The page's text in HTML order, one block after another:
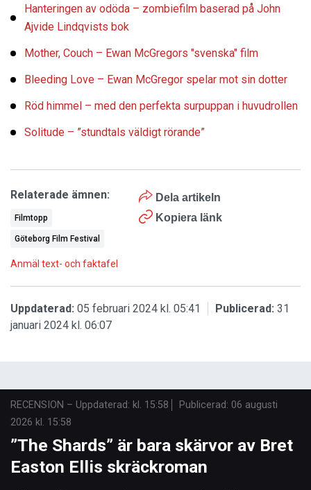
Hanteringen av odöda – zombiefilm baserad på John
Ajvide Lindqvists bok
Mother, Couch – Ewan McGregors "svenska" film
Bleeding Love – Ewan McGregor spelar mot sin dotter
Röd himmel – med den perfekta surpuppan i huvudrollen
Solitude – ”stundtals väldigt rörande”
Dela artikeln
Kopiera länk
Relaterade ämnen:
Filmtopp
Göteborg Film Festival
Anmäl text- och faktafel
Uppdaterad: 05 februari 2024 kl. 05:41 Publicerad: 31
januari 2024 kl. 06:07
RECENSION – Uppdaterad: kl. 15:58 Publicerad: 06 augusti
2026 kl. 15:58
”The Shards” är bara skärvor av Bret
Easton Ellis skräckroman